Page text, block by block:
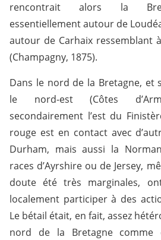
rencontrait alors la
essentiellement autour de
autour de Carhaix ressemblant
(Champagny, 1875).
Dans le nord de la Bretagne, et
le nord-est (Côtes
secondairement l’est du
rouge est en contact avec
Durham, mais aussi la
races d’Ayrshire ou de Jersey,
doute été très marginales,
localement participer à des
Le bétail était, en fait, assez
nord de la Bretagne comme